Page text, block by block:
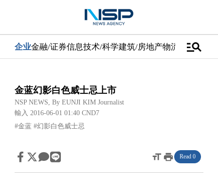
企业金融/证券信息技术/科学建筑/房地产物流/配送汽车
manage_search
金蓝幻影白色威士忌上市
NSP NEWS, By EUNJI KIM Journalist
輸入 2016-06-01 01:40 CND7
#金蓝 #幻影白色威士忌
format_sizeprint Read 0